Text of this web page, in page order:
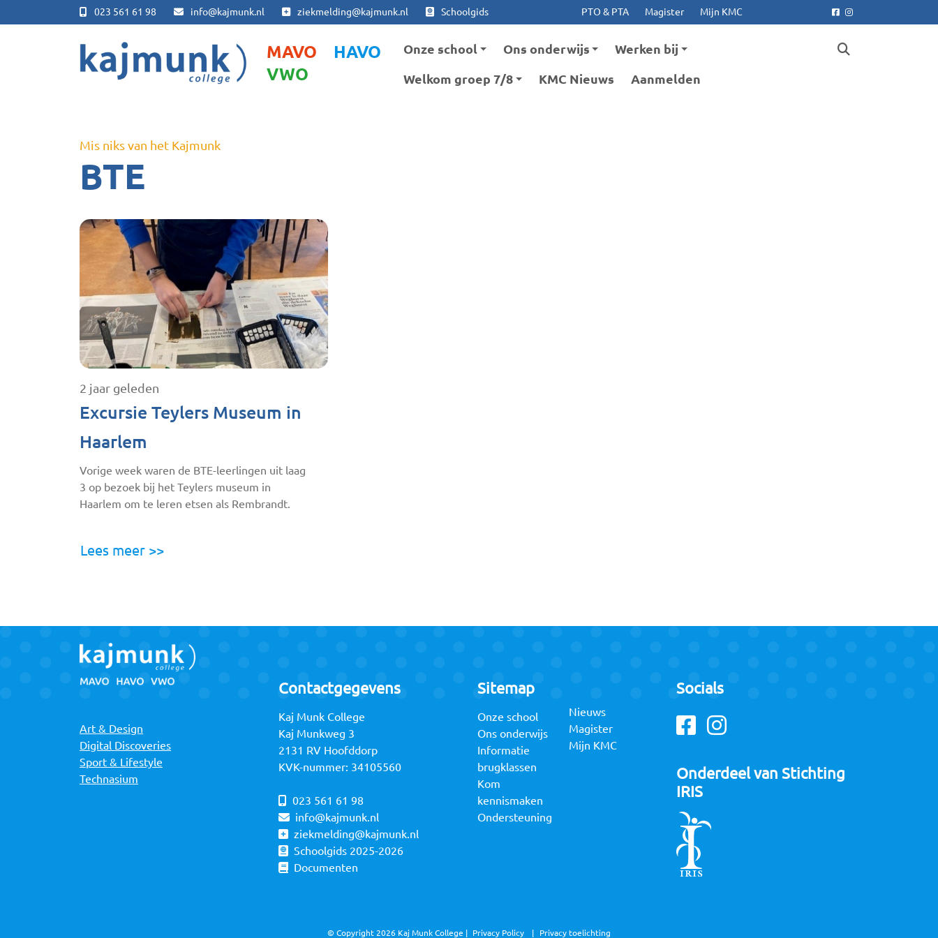
Ga naar hoofdinhoud
Ga naar footer
023 561 61 98 info@kajmunk.nl ziekmelding@kajmunk.nl Schoolgids PTO & PTA Magister Mijn KMC Facebook
Instagram
MAVO
HAVO
VWO
Onze school Ons onderwijs Werken bij
Welkom groep 7/8 KMC Nieuws Aanmelden
Mis niks van het Kajmunk
BTE
2 jaar geleden
Excursie Teylers Museum in
Haarlem
Vorige week waren de BTE-leerlingen uit laag
3 op bezoek bij het Teylers museum in
Haarlem om te leren etsen als Rembrandt.
Lees meer >>
Art & Design
Digital Discoveries
Sport & Lifestyle
Technasium
Contactgegevens
Kaj Munk College
Kaj Munkweg 3
2131 RV Hoofddorp
KVK-nummer: 34105560
023 561 61 98
info@kajmunk.nl
ziekmelding@kajmunk.nl
Schoolgids 2025-2026
Documenten
Sitemap
Onze school
Ons onderwijs
Informatie
brugklassen
Kom
kennismaken
Ondersteuning
Nieuws
Magister
Mijn KMC
Socials
Facebook
Instagram
Onderdeel van Stichting
IRIS
© Copyright 2026 Kaj Munk College | Privacy Policy Privacy toelichting